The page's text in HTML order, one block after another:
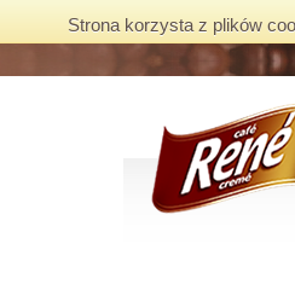
Strona korzysta z plików